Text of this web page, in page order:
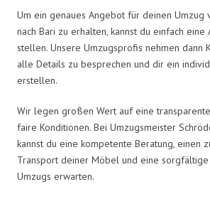
Um ein genaues Angebot für deinen Umzug
nach Bari zu erhalten, kannst du einfach eine
stellen. Unsere Umzugsprofis nehmen dann
alle Details zu besprechen und dir ein
erstellen.
Wir legen großen Wert auf eine
faire Konditionen. Bei Umzugsmeister
kannst du eine kompetente Beratung, einen
Transport deiner Möbel und eine
Umzugs erwarten.